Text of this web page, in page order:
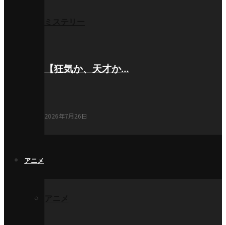
【狂気か、天才か…
2026年7月26日
アニメ